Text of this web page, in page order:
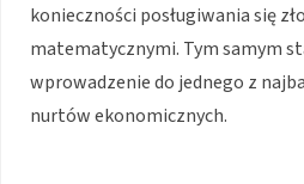
konieczności posługiwania się
matematycznymi. Tym samym
wprowadzenie do jednego z
nurtów ekonomicznych.